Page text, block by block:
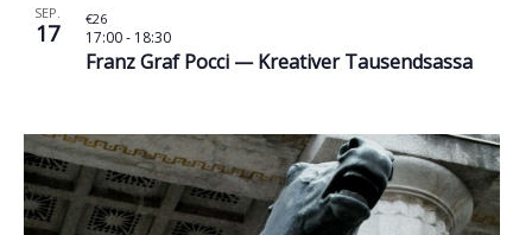
SEP.
17
Franz Graf Pocci — Kreativer Tausendsassa
17:00- 18:30
€26